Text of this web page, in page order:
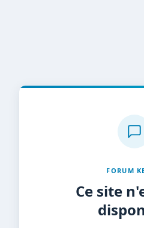
FORUM
Ce site